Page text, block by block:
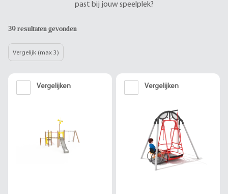
past bij jouw speelplek?
39 resultaten gevonden
Vergelijk (max 3)
Vergelijken Vergelijken